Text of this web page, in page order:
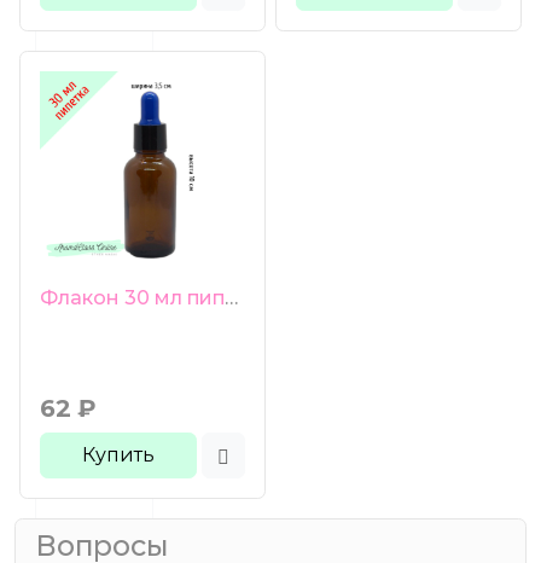
Флакон 30 мл пипетка коричневое стекло синяя груша черная гладкая крышка
62 ₽
Купить
Вопросы